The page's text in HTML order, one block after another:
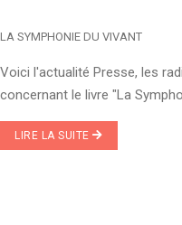
LA SYMPHONIE DU VIVANT
Voici l'actualité Presse, les
concernant le livre "La
LIRE LA SUITE